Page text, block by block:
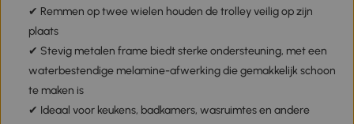
✔ Remmen op twee wielen houden de trolley veilig op zijn
plaats
✔ Stevig metalen frame biedt sterke ondersteuning, met een
waterbestendige melamine-afwerking die gemakkelijk schoon
te maken is
✔ Ideaal voor keukens, badkamers, wasruimtes en andere